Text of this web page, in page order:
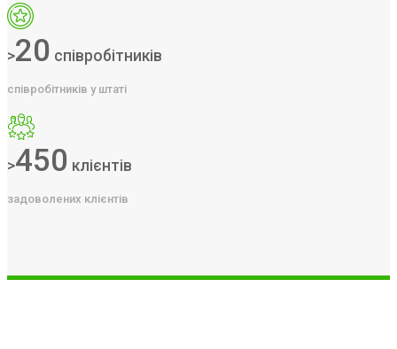
>20 співробітників
співробітників у штаті
>450 клієнтів
задоволених клієнтів